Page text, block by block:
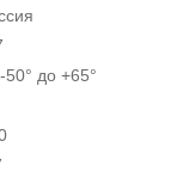
50° до +65°